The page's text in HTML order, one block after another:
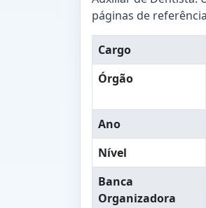
páginas de
Cargo
Órgão
Ano
Nível
Banca
Organizadora